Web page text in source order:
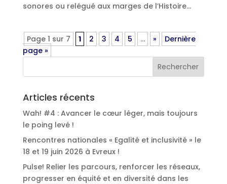
sonores ou relégué aux marges de l’Histoire...
Page 1 sur 7 1 2 3 4 5 … »
Dernière
page »
Articles récents
Wah! #4 : Avancer le cœur léger, mais toujours
le poing levé !
Rencontres nationales « Egalité et inclusivité » le
18 et 19 juin 2026 à Evreux !
Pulse! Relier les parcours, renforcer les réseaux,
progresser en équité et en diversité dans les